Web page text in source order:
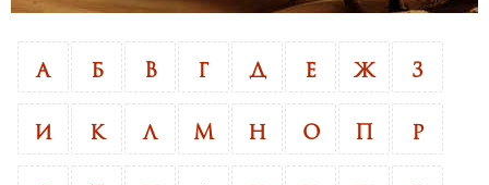
А Б В Г Д Е Ж З
И К Л М Н О Р